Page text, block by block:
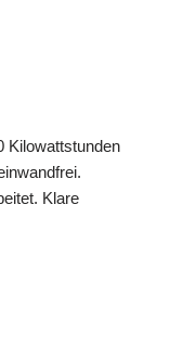
Kilowattstunden
Klare